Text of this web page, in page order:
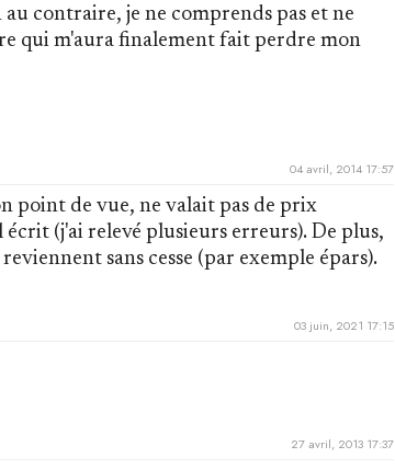
contraire, je ne comprends pas et ne
qui m'aura finalement fait perdre mon
04 avril, 2014 17:57
point de vue, ne valait pas de prix
(j'ai relevé plusieurs erreurs). De plus,
sans cesse (par exemple épars).
03 juin, 2021 17:15
27 avril, 2013 17:37